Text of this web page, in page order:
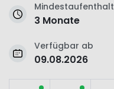
Mindestaufenthalt
3 Monate
Verfügbar ab
09.08.2026